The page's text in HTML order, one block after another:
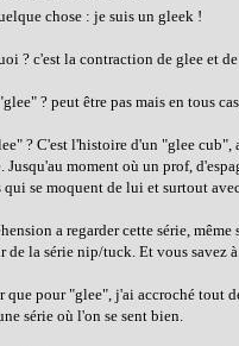
chose : je suis un gleek !
? c'est la contraction de glee et
? peut être pas mais en tous
? C'est l'histoire d'un "glee cub",
Jusqu'au moment où un prof,
qui se moquent de lui et surtout
a regarder cette série,
de la série nip/tuck. Et vous
que pour "glee", j'ai accroché tout
série où l'on se sent bien.